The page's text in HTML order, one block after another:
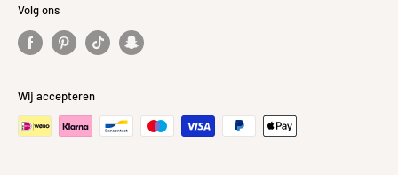
Volg ons
Wij accepteren